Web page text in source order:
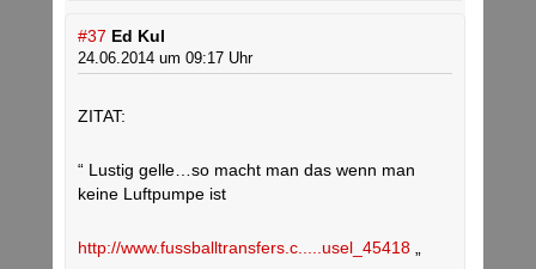
#37 Ed Kul
24.06.2014 um 09:17 Uhr
ZITAT:
“ Lustig gelle…so macht man das wenn man
keine Luftpumpe ist
http://www.fussballtransfers.c.....usel_45418